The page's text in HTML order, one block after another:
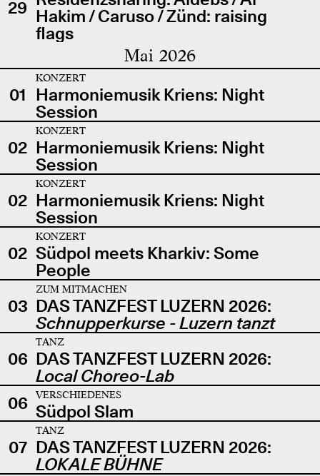
29 Hakim / Caruso / Zünd: raising
flags
Mai 2026
01
KONZERT
Harmoniemusik Kriens: Night
Session
02
KONZERT
Harmoniemusik Kriens: Night
Session
02
KONZERT
Harmoniemusik Kriens: Night
Session
02
KONZERT
Südpol meets Kharkiv: Some
People
03
ZUM MITMACHEN
DAS TANZFEST LUZERN 2026:
Schnupperkurse - Luzern tanzt
06
TANZ
DAS TANZFEST LUZERN 2026:
Local Choreo-Lab
06
VERSCHIEDENES
Südpol Slam
07
TANZ
DAS TANZFEST LUZERN 2026:
LOKALE BÜHNE